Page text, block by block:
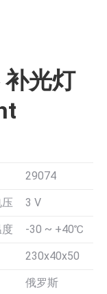
光灯
29074
3 V
-30 ~ +40℃
230x40x50
俄罗斯